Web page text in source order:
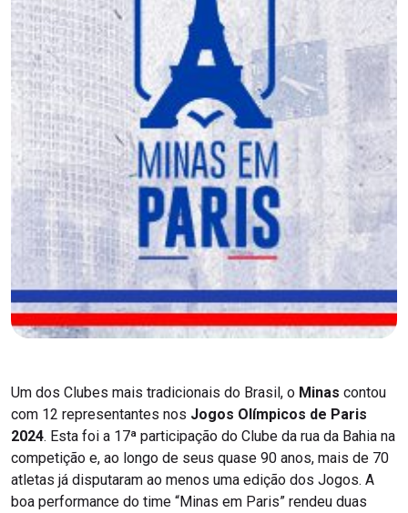
Um dos Clubes mais tradicionais do Brasil, o Minas contou
com 12 representantes nos Jogos Olímpicos de Paris
2024. Esta foi a 17ª participação do Clube da rua da Bahia na
competição e, ao longo de seus quase 90 anos, mais de 70
atletas já disputaram ao menos uma edição dos Jogos. A
boa performance do time “Minas em Paris” rendeu duas